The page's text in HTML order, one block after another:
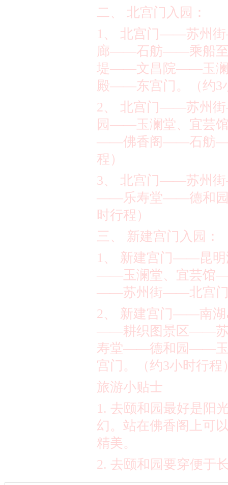
二、 北宫门入园：
1、 北宫门——苏州街
廊——石舫——乘船
堤——文昌院——玉
殿——东宫门。（约3
2、 北宫门——苏州街
园 ——玉澜堂、宜芸
——佛香阁——石舫
程）
3、 北宫门——苏州街
——乐寿堂——德和
时行程）
三、 新建宫门入园：
1、 新建宫门——昆
——玉澜堂、宜芸馆
——苏州街——北宫
2、 新建宫门——南
——耕织图景区——
寿堂——德和园 ——
宫门。（约3小时行程
旅游小贴士
1. 去颐和园最好是阳
幻。站在佛香阁上可
精美。
2. 去颐和园要穿便于